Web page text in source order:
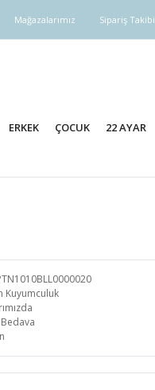
Mağazalarımız Sipariş Takibi
ERKEK ÇOCUK 22 AYAR
Kuyumculuk